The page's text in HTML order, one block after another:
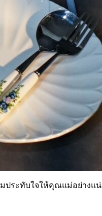
ประทับใจให้คุณแม่อย่างแ